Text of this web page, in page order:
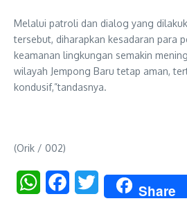
Melalui patroli dan dialog yang
tersebut, diharapkan kesadaran para
keamanan lingkungan semakin
wilayah Jempong Baru tetap aman,
kondusif,”tandasnya.
(Orik / 002)
WhatsAppFacebookTwitter Share